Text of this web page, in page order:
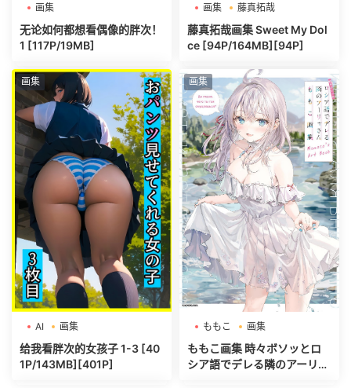
画集
无论如何都想看偶像的胖次！
1 [117P/19MB]
画集 藤真拓哉
藤真拓哉画集 Sweet My Dol
ce [94P/164MB][94P]
画集
AI 画集
给我看胖次的女孩子 1-3 [40
1P/143MB][401P]
画集
ももこ 画集
ももこ画集 時々ボソッとロ
シア語でデレる隣のアーリャ